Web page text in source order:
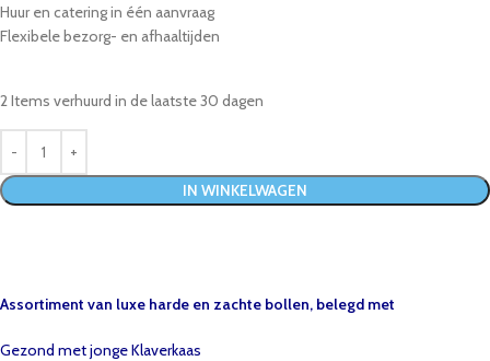
Huur en catering in één aanvraag
Flexibele bezorg- en afhaaltijden
2 Items verhuurd in de laatste 30 dagen
IN WINKELWAGEN
Assortiment van luxe harde en zachte bollen, belegd met
Gezond met jonge Klaverkaas